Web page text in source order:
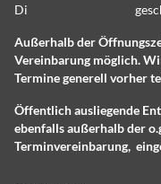
Di
Außerhalb der
Vereinbarung möglich.
Termine generell vorher
Öffentlich ausliegende
ebenfalls außerhalb der
Terminvereinbarung,